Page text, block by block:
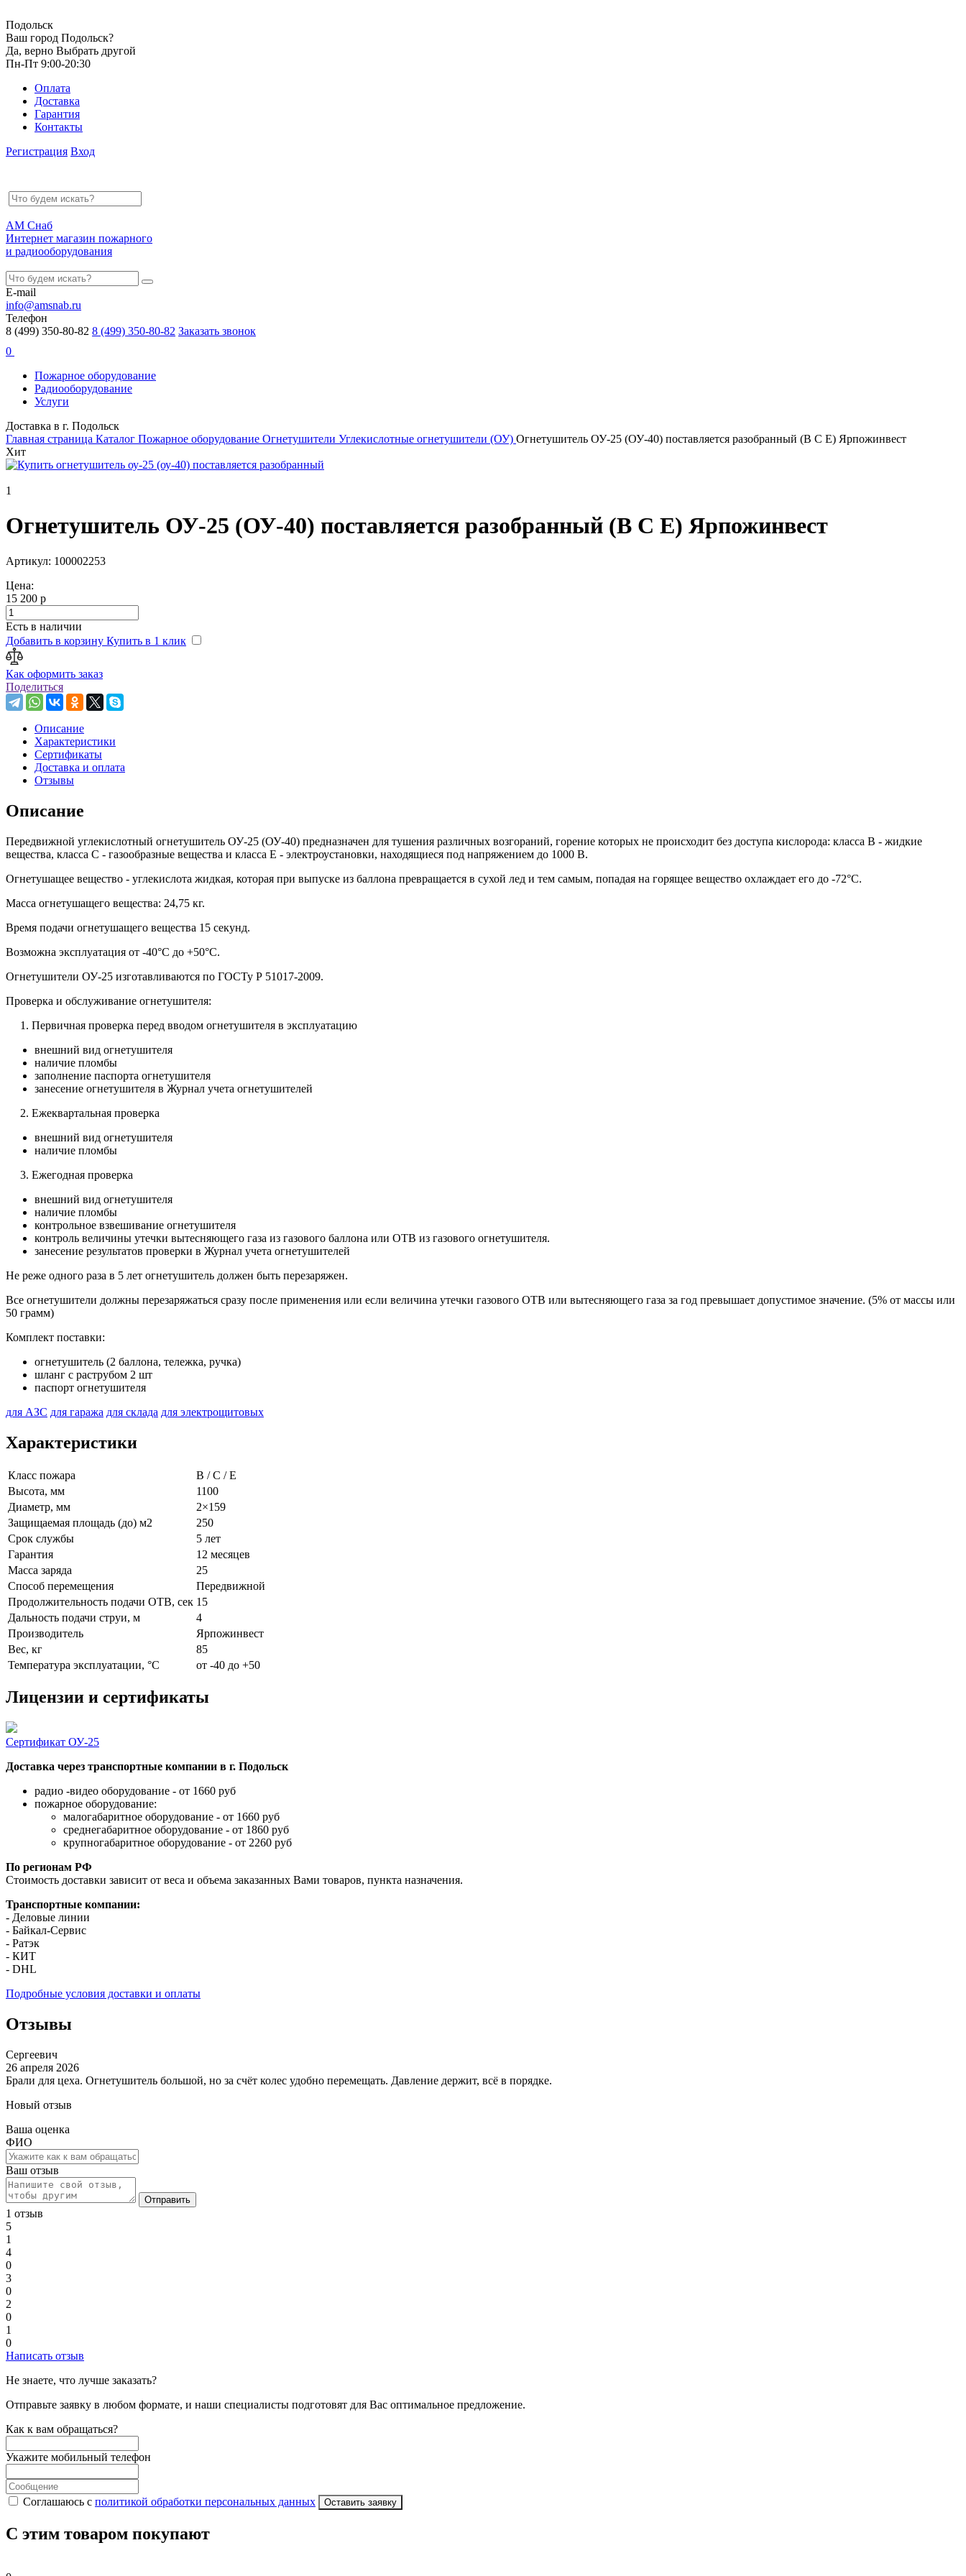
Подольск
Ваш город Подольск?
Да, верно Выбрать другой
Пн-Пт 9:00-20:30
Оплата
Доставка
Гарантия
Контакты
Регистрация Вход
АМ Снаб
Интернет магазин пожарного
и радиооборудования
E-mail
info@amsnab.ru
Телефон
8 (499) 350-80-82 8 (499) 350-80-82 Заказать звонок
0
Пожарное оборудование
Радиооборудование
Услуги
Доставка в г. Подольск
Главная страница Каталог Пожарное оборудование Огнетушители Углекислотные огнетушители (ОУ) Огнетушитель ОУ-25 (ОУ-40) поставляется разобранный (B C E) Ярпожинвест
Хит
1
Огнетушитель ОУ-25 (ОУ-40) поставляется разобранный (B C E) Ярпожинвест
Артикул: 100002253
Цена:
15 200 р
Есть в наличии
Добавить в корзину Купить в 1 клик
Как оформить заказ
Поделиться
Описание
Характеристики
Сертификаты
Доставка и оплата
Отзывы
Описание
Передвижной углекислотный огнетушитель ОУ-25 (ОУ-40) предназначен для тушения различных возгораний, горение которых не происходит без доступа кислорода: класса В - жидкие
вещества, класса С - газообразные вещества и класса Е - электроустановки, находящиеся под напряжением до 1000 В.
Огнетушащее вещество - углекислота жидкая, которая при выпуске из баллона превращается в сухой лед и тем самым, попадая на горящее вещество охлаждает его до -72°C.
Масса огнетушащего вещества: 24,75 кг.
Время подачи огнетушащего вещества 15 секунд.
Возможна эксплуатация от -40°C до +50°C.
Огнетушители ОУ-25 изготавливаются по ГОСТу Р 51017-2009.
Проверка и обслуживание огнетушителя:
1. Первичная проверка перед вводом огнетушителя в эксплуатацию
внешний вид огнетушителя
наличие пломбы
заполнение паспорта огнетушителя
занесение огнетушителя в Журнал учета огнетушителей
2. Ежеквартальная проверка
внешний вид огнетушителя
наличие пломбы
3. Ежегодная проверка
внешний вид огнетушителя
наличие пломбы
контрольное взвешивание огнетушителя
контроль величины утечки вытесняющего газа из газового баллона или ОТВ из газового огнетушителя.
занесение результатов проверки в Журнал учета огнетушителей
Не реже одного раза в 5 лет огнетушитель должен быть перезаряжен.
Все огнетушители должны перезаряжаться сразу после применения или если величина утечки газового ОТВ или вытесняющего газа за год превышает допустимое значение. (5% от массы или
50 грамм)
Комплект поставки:
огнетушитель (2 баллона, тележка, ручка)
шланг с раструбом 2 шт
паспорт огнетушителя
для АЗС для гаража для склада для электрощитовых
Характеристики
Класс пожара
B / C / E
Высота, мм
1100
Диаметр, мм
2×159
Защищаемая площадь (до) м2
250
Срок службы
5 лет
Гарантия
12 месяцев
Масса заряда
25
Способ перемещения
Передвижной
Продолжительность подачи ОТВ, сек 15
Дальность подачи струи, м
4
Производитель
Ярпожинвест
Вес, кг
85
Температура эксплуатации, °C
от -40 до +50
Лицензии и сертификаты
Сертификат ОУ-25
Доставка через транспортные компании в г. Подольск
радио -видео оборудование - от 1660 руб
пожарное оборудование:
малогабаритное оборудование - от 1660 руб
среднегабаритное оборудование - от 1860 руб
крупногабаритное оборудование - от 2260 руб
По регионам РФ
Стоимость доставки зависит от веса и объема заказанных Вами товаров, пункта назначения.
Транспортные компании:
- Деловые линии
- Байкал-Сервис
- Ратэк
- КИТ
- DHL
Подробные условия доставки и оплаты
Отзывы
Сергеевич
26 апреля 2026
Брали для цеха. Огнетушитель большой, но за счёт колес удобно перемещать. Давление держит, всё в порядке.
Новый отзыв
Ваша оценка
ФИО
Ваш отзыв
Отправить
1 отзыв
5
1
4
0
3
0
2
0
1
0
Написать отзыв
Не знаете, что лучше заказать?
Отправьте заявку в любом формате, и наши специалисты подготовят для Вас оптимальное предложение.
Как к вам обращаться?
Укажите мобильный телефон
Соглашаюсь с политикой обработки персональных данных Оставить заявку
С этим товаром покупают